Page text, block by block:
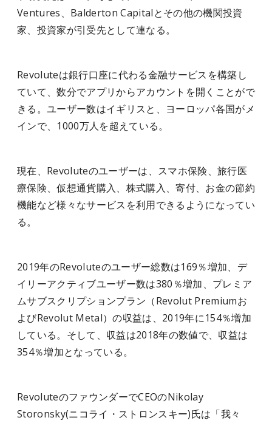
Ventures、Balderton Capitalとその他の機関投資
家、投資家が引受先として連なる。
Revoluteは銀行口座に代わる金融サービスを構築し
ていて、数分でアプリからアカウントを開くことがで
きる。ユーザー数はイギリスと、ヨーロッパ各国がメ
インで、1000万人を超えている。
現在、Revoluteのユーザーは、スマホ保険、旅行医
療保険、仮想通貨購入、株式購入、寄付、お金の節約
機能など様々なサービスを利用できるようになってい
る。
2019年のRevoluteのユーザー総数は169％増加、デ
イリーアクティブユーザー数は380％増加、プレミア
ムサブスクリプションプラン（Revolut Premiumお
よびRevolut Metal）の収益は、2019年に154％増加
している。そして、収益は2018年の数値で、収益は
354％増加となっている。
RevoluteのファウンダーでCEOのNikolay
Storonsky(ニコライ・ストロンスキー)氏は「我々